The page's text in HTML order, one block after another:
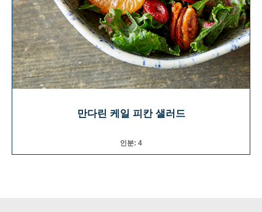
만다린 케일 피칸 샐러드
인분: 4